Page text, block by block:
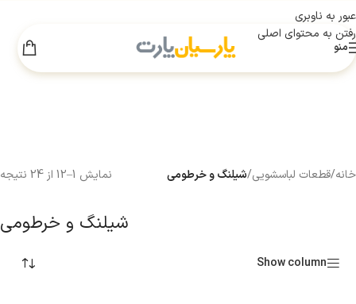
عبور به ناوبری
رفتن به محتوای اصلی
اطلاعیه انبارگردانی
×
منو
خانه/قطعات لباسشویی/شیلنگ و خرطومی نمایش 1–12 از 24 نتیجه
شیلنگ و خرطومی
Show column